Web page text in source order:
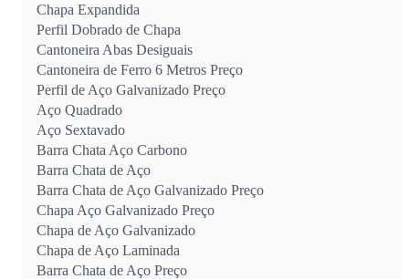
Chapa Expandida
Perfil Dobrado de Chapa
Cantoneira Abas Desiguais
Cantoneira de Ferro 6 Metros Preço
Perfil de Aço Galvanizado Preço
Aço Quadrado
Aço Sextavado
Barra Chata Aço Carbono
Barra Chata de Aço
Barra Chata de Aço Galvanizado Preço
Chapa Aço Galvanizado Preço
Chapa de Aço Galvanizado
Chapa de Aço Laminada
Barra Chata de Aço Preço